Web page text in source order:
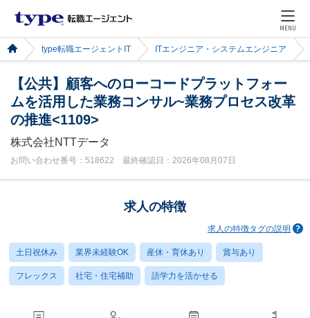
MENU
type転職エージェントIT ITエンジニア・システムエンジニア
【公共】顧客へのローコードプラットフォー
ムを活用した業務コンサル~業務プロセス改革
の推進<1109>
株式会社NTTデータ
お問い合わせ番号：518622 最終確認日：2026年08月07日
求人の特徴
求人の特徴タグの説明
土日祝休み 業界未経験OK 産休・育休あり 賞与あり
フレックス 社宅・住宅補助 語学力を活かせる